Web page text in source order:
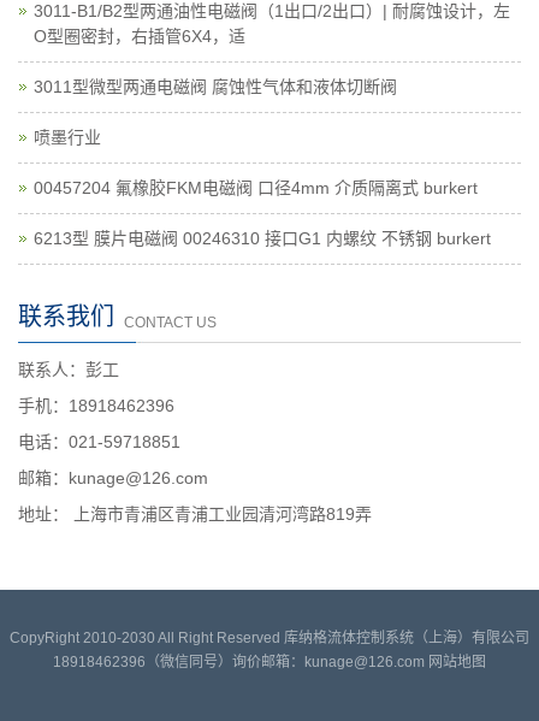
3011-B1/B2型两通油性电磁阀（1出口/2出口）| 耐腐蚀设计，左
O型圈密封，右插管6X4，适
3011型微型两通电磁阀 腐蚀性气体和液体切断阀
喷墨行业
00457204 氟橡胶FKM电磁阀 口径4mm 介质隔离式 burkert
6213型 膜片电磁阀 00246310 接口G1 内螺纹 不锈钢 burkert
联系我们 CONTACT US
联系人：彭工
手机：18918462396
电话：021-59718851
邮箱：kunage@126.com
地址： 上海市青浦区青浦工业园清河湾路819弄
CopyRight 2010-2030 All Right Reserved 库纳格流体控制系统（上海）有限公司
18918462396（微信同号）询价邮箱：kunage@126.com 网站地图